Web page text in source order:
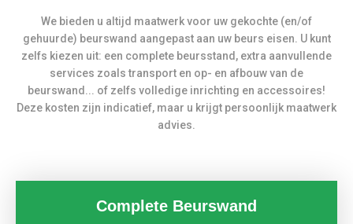
We bieden u altijd maatwerk voor uw gekochte (en/of
gehuurde) beurswand aangepast aan uw beurs eisen. U kunt
zelfs kiezen uit: een complete beursstand, extra aanvullende
services zoals transport en op- en afbouw van de
beurswand... of zelfs volledige inrichting en accessoires!
Deze kosten zijn indicatief, maar u krijgt persoonlijk maatwerk
advies.
Complete Beurswand